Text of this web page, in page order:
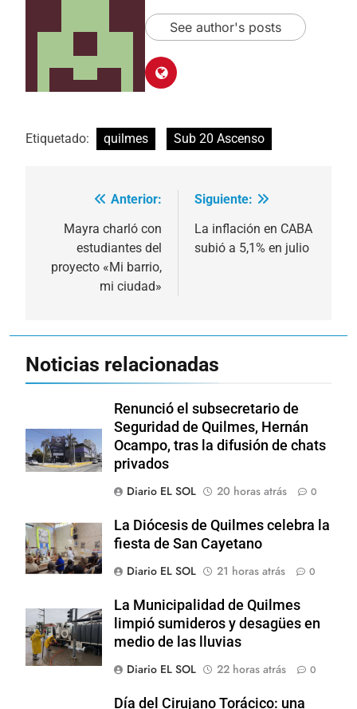
See author's posts
Etiquetado: quilmes Sub 20 Ascenso
Navegación
entradas
Anterior:
Mayra charló con
estudiantes del
proyecto «Mi barrio,
mi ciudad»
Siguiente:
La inflación en CABA
subió a 5,1% en julio
Noticias relacionadas
Renunció el subsecretario de
Seguridad de Quilmes, Hernán
Ocampo, tras la difusión de chats
privados
Diario EL SOL
20 horas atrás 0
La Diócesis de Quilmes celebra la
fiesta de San Cayetano
Diario EL SOL
21 horas atrás 0
La Municipalidad de Quilmes
limpió sumideros y desagües en
medio de las lluvias
Diario EL SOL
22 horas atrás 0
Día del Cirujano Torácico: una